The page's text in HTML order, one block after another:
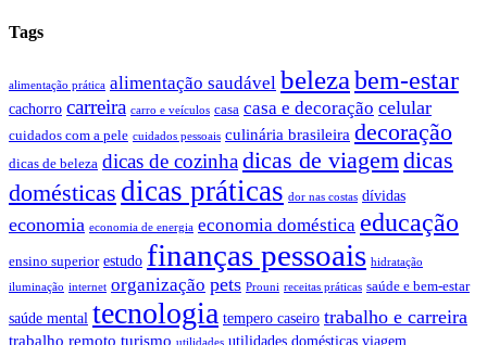
Tags
alimentação prática alimentação saudável belezabem-estar
cachorro carreira carro e veículos casa casa e decoração celular
cuidados com a pele cuidados pessoais culinária brasileira decoração
dicas de beleza dicas de cozinhadicas de viagemdicas
domésticas dicas práticas dor nas costas dívidas
economia economia de energia economia doméstica educação
ensino superior estudo finanças pessoais hidratação
iluminação internet organização pets Prouni receitas práticas saúde e bem-estar
saúde mental tecnologia tempero caseiro trabalho e carreira
trabalho remoto turismo utilidades utilidades domésticas viagem